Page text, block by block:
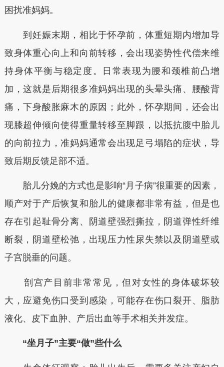
困扰准妈妈。
到妊娠末期，相比于怀孕前，体重短期内增加导
致身体重心向上和向前转移，会出现姿势性代偿来维
持身体平衡与稳定度。日常表现为腰和颈椎前凸增
加，这就是后期很多准妈妈出现的头晕头痛、腰酸背
痛，下身酸胀麻木的原因；此外，怀孕期间，还会出
现膝超伸倾向使得重量转移至脚跟，以抵抗腹中胎儿
的向前拉力，准妈妈通常会出现足弓塌陷的症状，导
致后期反馈足部不适。
胎儿分娩的方式也是影响“月子病”很重要的因素，
顺产对于产后恢复和胎儿的健康都非常有益，但是也
存在引起耻骨分离、阴道壁强烈撕拉，阴道弹性纤维
断裂，阴道壁松弛，出现压力性尿失禁以及阴道壁或
子宫脱垂的问题。
剖宫产目前非常常见，但对女性的身体破坏较
大，应避免伤口受到感染，可能存在伤口裂开、脂肪
液化、皮下血肿、产后出血等手术相关并发症。
“坐月子”主要“做”些什么